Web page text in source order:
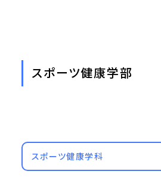
スポーツ健康学部
スポーツ健康学科